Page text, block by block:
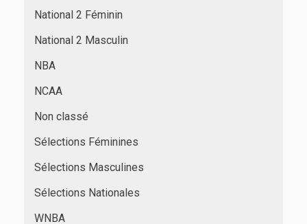
National 2 Féminin
National 2 Masculin
NBA
NCAA
Non classé
Sélections Féminines
Sélections Masculines
Sélections Nationales
WNBA